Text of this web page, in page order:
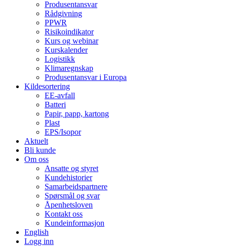
Produsentansvar
Rådgivning
PPWR
Risikoindikator
Kurs og webinar
Kurskalender
Logistikk
Klimaregnskap
Produsentansvar i Europa
Kildesortering
EE-avfall
Batteri
Papir, papp, kartong
Plast
EPS/Isopor
Aktuelt
Bli kunde
Om oss
Ansatte og styret
Kundehistorier
Samarbeidspartnere
Spørsmål og svar
Åpenhetsloven
Kontakt oss
Kundeinformasjon
English
Logg inn